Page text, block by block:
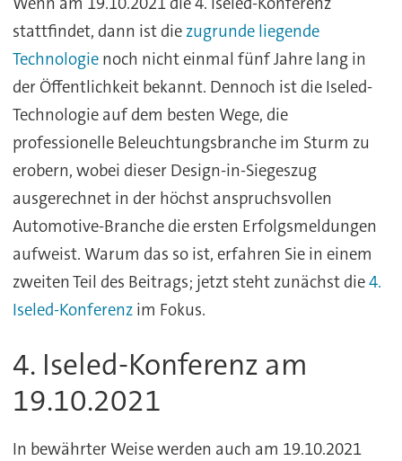
stattfindet, dann ist die zugrunde liegende
Technologienoch nicht einmal fünf Jahre lang in
der Öffentlichkeit bekannt. Dennoch ist die Iseled-
Technologie auf dem besten Wege, die
professionelle Beleuchtungsbranche im Sturm zu
erobern, wobei dieser Design-in-Siegeszug
ausgerechnet in der höchst anspruchsvollen
Automotive-Branche die ersten Erfolgsmeldungen
aufweist. Warum das so ist, erfahren Sie in einem
zweiten Teil des Beitrags; jetzt steht zunächst die4.
Iseled-Konferenzim Fokus.
4. Iseled-Konferenz am
19.10.2021
In bewährter Weise werden auch am 19.10.2021